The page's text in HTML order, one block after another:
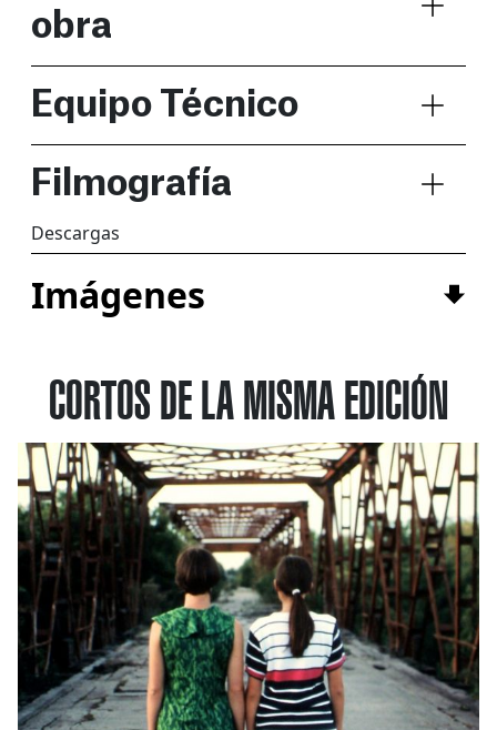
obra
Equipo Técnico
Filmografía
Descargas
Imágenes
CORTOS DE LA MISMA EDICIÓN